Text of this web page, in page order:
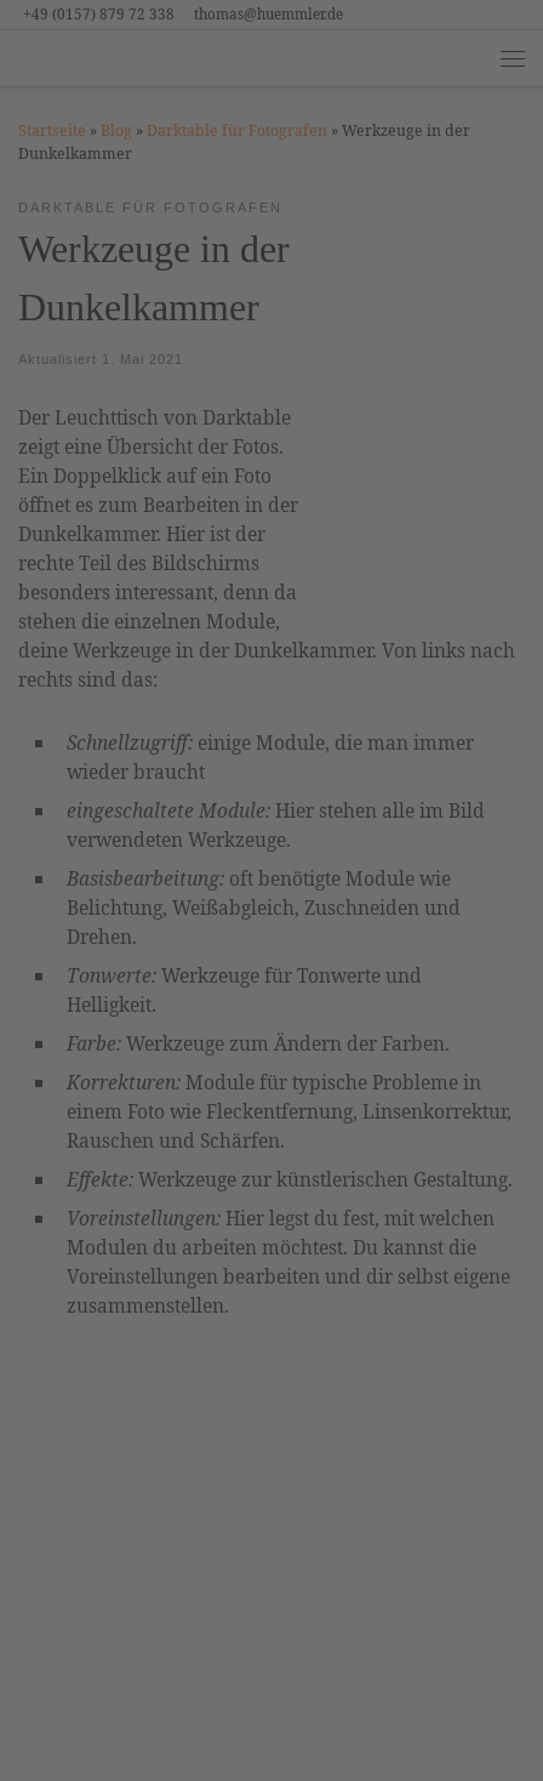
+49 (0157) 879 72 338 thomas@huemmler.de
Startseite »Blog »Darktable für Fotografen »Werkzeuge in der
Dunkelkammer
DARKTABLE FÜR FOTOGRAFEN
Werkzeuge in der
Dunkelkammer
Aktualisiert 1. Mai 2021
Der Leuchttisch von Darktable
zeigt eine Übersicht der Fotos.
Ein Doppelklick auf ein Foto
öffnet es zum Bearbeiten in der
Dunkelkammer. Hier ist der
rechte Teil des Bildschirms
besonders interessant, denn da
stehen die einzelnen Module,
deine Werkzeuge in der Dunkelkammer. Von links nach
rechts sind das:
Schnellzugriff: einige Module, die man immer
wieder braucht
eingeschaltete Module: Hier stehen alle im Bild
verwendeten Werkzeuge.
Basisbearbeitung: oft benötigte Module wie
Belichtung, Weißabgleich, Zuschneiden und
Drehen.
Tonwerte:Werkzeuge für Tonwerte und
Helligkeit.
Farbe:Werkzeuge zum Ändern der Farben.
Korrekturen: Module für typische Probleme in
einem Foto wie Fleckentfernung, Linsenkorrektur,
Rauschen und Schärfen.
Effekte:Werkzeuge zur künstlerischen Gestaltung.
Voreinstellungen: Hier legst du fest, mit welchen
Modulen du arbeiten möchtest. Du kannst die
Voreinstellungen bearbeiten und dir selbst eigene
zusammenstellen.